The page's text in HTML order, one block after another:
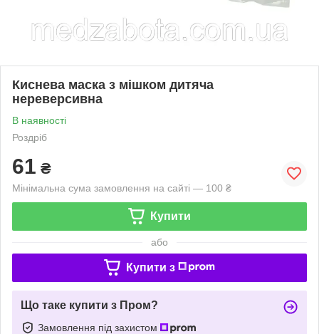
Киснева маска з мішком дитяча
нереверсивна
В наявності
Роздріб
61 ₴
Мінімальна сума замовлення на сайті — 100 ₴
Купити
або
Купити з
Що таке купити з Пром?
Замовлення під захистом